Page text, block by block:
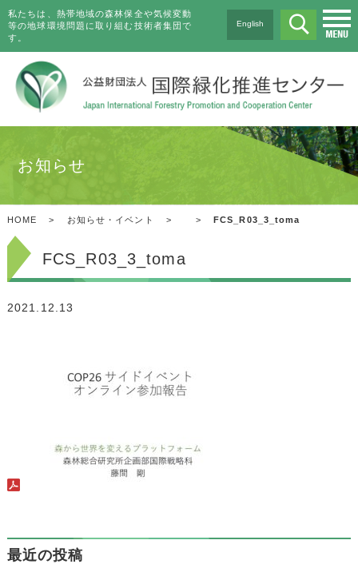
私たちは、熱帯地域の森林保全や気候変動
等の地球環境問題に取り組む技術者集団で
す。
English
お知らせ
HOME > お知らせ・イベント > > FCS_R03_3_toma
FCS_R03_3_toma
2021.12.13
最近の投稿